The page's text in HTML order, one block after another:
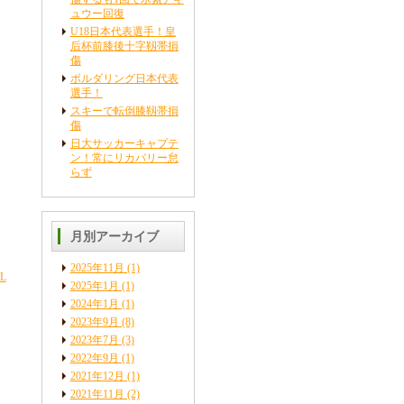
ュウー回復
U18日本代表選手！皇
后杯前膝後十字靱帯損
傷
ボルダリング日本代表
選手！
スキーで転倒膝靱帯損
傷
日大サッカーキャプテ
ン！常にリカバリー怠
らず
月別アーカイブ
2025年11月 (1)
2025年1月 (1)
2024年1月 (1)
2023年9月 (8)
2023年7月 (3)
2022年9月 (1)
2021年12月 (1)
2021年11月 (2)